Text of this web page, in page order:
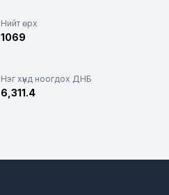
Нийт өрх
1069
Нэг хүнд ноогдох ДНБ
6,311.4